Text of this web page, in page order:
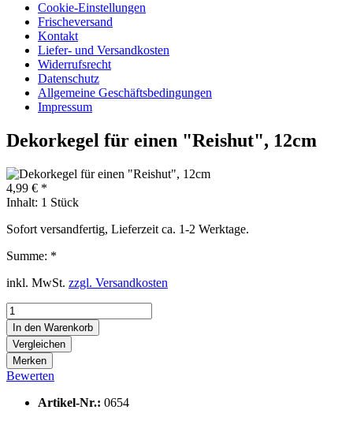
Cookie-Einstellungen
Frischeversand
Kontakt
Liefer- und Versandkosten
Widerrufsrecht
Datenschutz
Allgemeine Geschäftsbedingungen
Impressum
Dekorkegel für einen "Reishut", 12cm
4,99 € *
Inhalt: 1 Stück
Sofort versandfertig, Lieferzeit ca. 1-2 Werktage.
Summe: *
inkl. MwSt. zzgl. Versandkosten
In den Warenkorb
Vergleichen
Merken
Bewerten
Artikel-Nr.: 0654